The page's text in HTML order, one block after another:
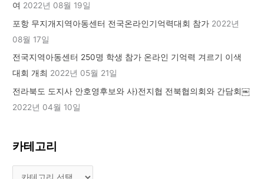
여 2022년 08월 19일
포항 무지개지역아동센터 전국온라인기억력대회 참가 2022년
08월 17일
전국지역아동센터 250명 학생 참가 온라인 기억력 겨르기 이색
대회 개최 2022년 05월 21일
전라북도 도지사 안호영후보와 사)전지협 전북협의회와 간담회￼
2022년 04월 10일
카테고리